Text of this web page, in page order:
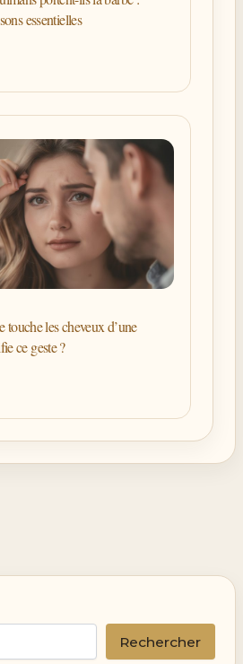
essentielles
les cheveux d’une
ce geste ?
Rechercher